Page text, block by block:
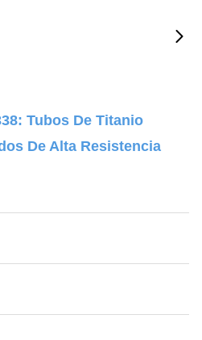
Tubos De Titanio
De Alta Resistencia